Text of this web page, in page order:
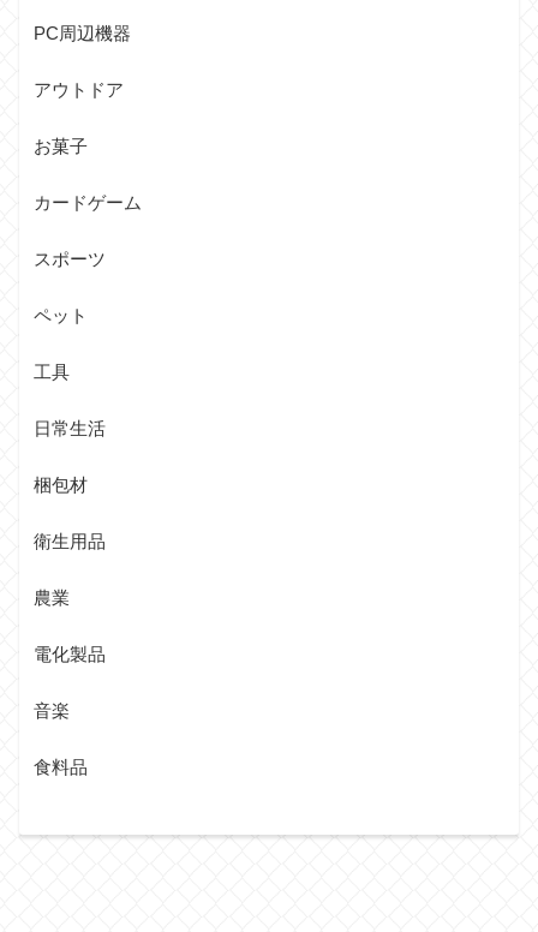
PC周辺機器
アウトドア
お菓子
カードゲーム
スポーツ
ペット
工具
日常生活
梱包材
衛生用品
農業
電化製品
音楽
食料品